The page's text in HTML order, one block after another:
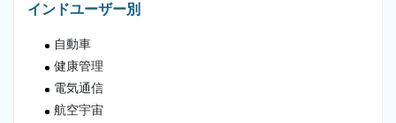
インドユーザー別
自動車
健康管理
電気通信
航空宇宙